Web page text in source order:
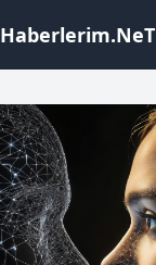
Haberlerim.NeT